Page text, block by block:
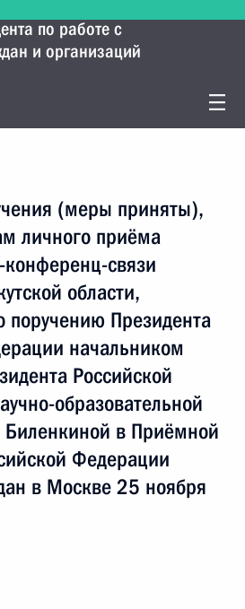
по работе с
и организаций
(меры приняты),
личного приёма
связи
области,
поручению Президента
начальником
Российской
образовательной
Биленкиной в Приёмной
Федерации
в Москве 25 ноября